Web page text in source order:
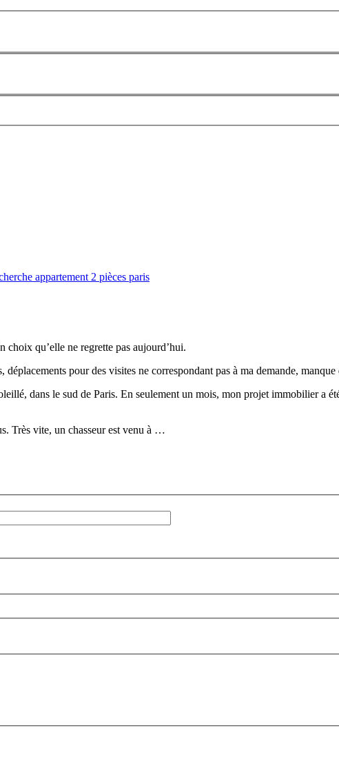
appartement 2 pièces paris
qu’elle ne regrette pas aujourd’hui.
pour des visites ne correspondant pas à ma demande,
dans le sud de Paris. En seulement un mois, mon projet immobilier a
Très vite, un chasseur est venu à …